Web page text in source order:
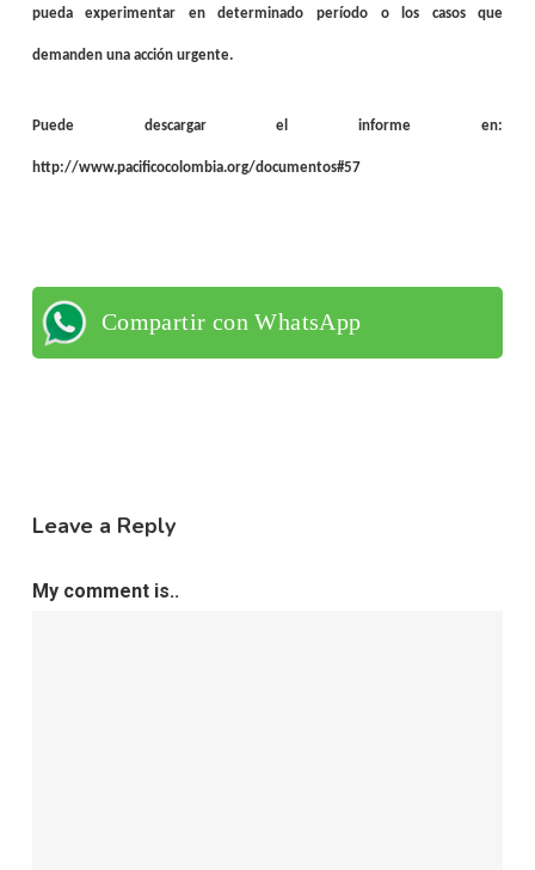
pueda experimentar en determinado período o los casos que
demanden una acción urgente.
Puede descargar el informe en:
http://www.pacificocolombia.org/documentos#57
Compartir con WhatsApp
Leave a Reply
My comment is..